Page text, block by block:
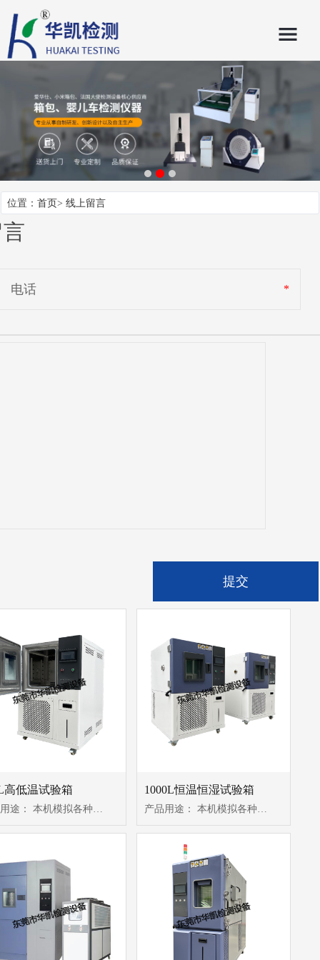
位置： 首页> 线上留言
电话 *
高低温试验箱
产品用途： 本机模拟各种环境状态，试验各种产品及原材料耐热、耐潮湿、耐干、耐低温的性能。适用于造纸、印刷、电子、电器...
1000L恒温恒湿试验箱
产品用途： 本机模拟各种环境状态，试验各种产品及原材料耐热、耐潮湿、耐干、耐低温的性能。适用于造纸、印刷、电子、电器...